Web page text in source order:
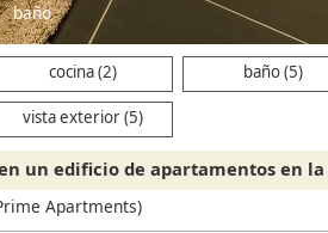
baño
cocina (2) baño (5)
vista exterior (5)
un edificio de apartamentos en
Apartments)